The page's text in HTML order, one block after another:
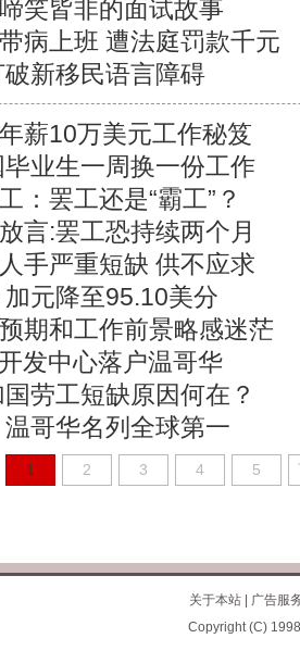
笑皆非的面试故事
病上班 遭法庭罚款千元
新移民语言障碍
薪10万美元工作秘笈
业生一周换一份工作
：罢工还是“霸工”？
言:罢工恐持续两个月
手严重短缺 供不应求
元降至95.10美分
期和工作前景略感迷茫
发中心落户温哥华
劳工短缺原因何在？
哥华名列全球第一
1 2 3 4 5
关于本站|
广告服
Copyright (C)